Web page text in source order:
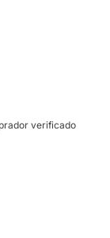
verificado